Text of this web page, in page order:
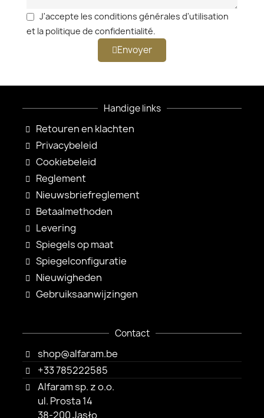
J'accepte les conditions générales d'utilisation
et la politique de confidentialité.
Envoyer
Handige links
Retouren en klachten
Privacybeleid
Cookiebeleid
Reglement
Nieuwsbriefreglement
Betaalmethoden
Levering
Spiegels op maat
Spiegelconfiguratie
Nieuwigheden
Gebruiksaanwijzingen
Contact
shop@alfaram.be
+33 785222585
Alfaram sp. z o.o.
ul. Prosta 14
38-200 Jasło